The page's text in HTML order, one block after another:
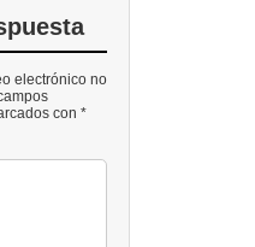
electrónico no
con *